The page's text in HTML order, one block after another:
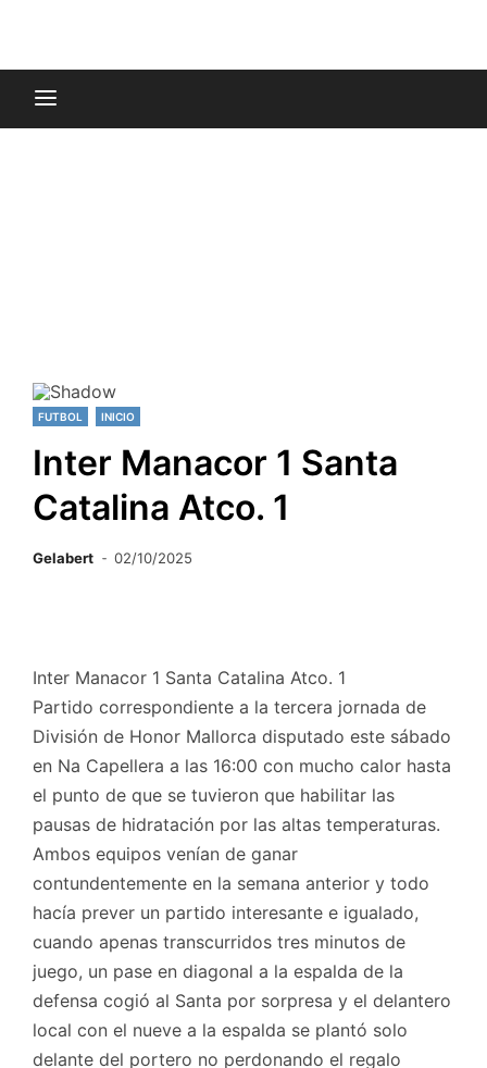
FUTBOL INICIO
Inter Manacor 1 Santa
Catalina Atco. 1
Gelabert 02/10/2025
Inter Manacor 1 Santa Catalina Atco. 1
Partido correspondiente a la tercera jornada de
División de Honor Mallorca disputado este sábado
en Na Capellera a las 16:00 con mucho calor hasta
el punto de que se tuvieron que habilitar las
pausas de hidratación por las altas temperaturas.
Ambos equipos venían de ganar
contundentemente en la semana anterior y todo
hacía prever un partido interesante e igualado,
cuando apenas transcurridos tres minutos de
juego, un pase en diagonal a la espalda de la
defensa cogió al Santa por sorpresa y el delantero
local con el nueve a la espalda se plantó solo
delante del portero no perdonando el regalo